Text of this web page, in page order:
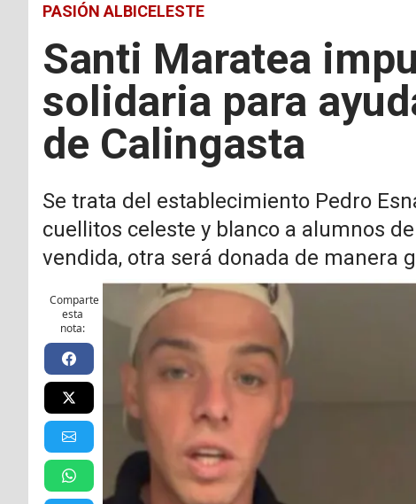
PASIÓN ALBICELESTE
Santi Maratea
solidaria para
de Calingasta
Se trata del establecimiento Pedro
cuellitos celeste y blanco a alumnos
vendida, otra será donada de manera
Comparte
esta
nota: